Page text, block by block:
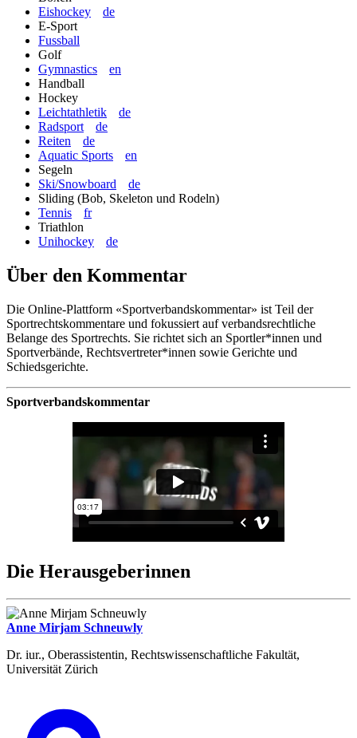
Eishockey
de
E-Sport
Fussball
Golf
Gymnastics
en
Handball
Hockey
Leichtathletik
de
Radsport
de
Reiten
de
Aquatic Sports
en
Segeln
Ski/Snowboard
de
Sliding (Bob, Skeleton und Rodeln)
Tennis
fr
Triathlon
Unihockey
de
Über den Kommentar
Die Online-Plattform «Sportverbandskommentar» ist Teil der
Sportrechtskommentare und fokussiert auf verbandsrechtliche
Belange des Sportrechts. Sie richtet sich an Sportler*innen und
Sportverbände, Rechtsvertreter*innen sowie Gerichte und
Schiedsgerichte.
Sportverbandskommentar
Die Herausgeberinnen
Anne Mirjam Schneuwly
Dr. iur., Oberassistentin, Rechtswissenschaftliche Fakultät,
Universität Zürich